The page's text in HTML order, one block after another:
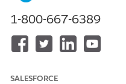
aplican a los usuarios de
Más información sobre
Mobile
para que se ajusten a las
1-800-667-6389
SALESFORCE